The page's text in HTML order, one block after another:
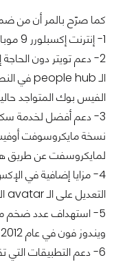
كما صرّح بالمر أن من
1- إنترنت إكسبلورر 9 موبايل في النصف الثاني من عام 2011
2- دعم تويتر دون
الفيس بوك المتواجد
3- دعم أفضل لخدمة
نسخة مايكروسوفت
لمايكروسفت عن طريق
4- مزايا إضافية في
التعديل على الـ avatar الخاص به عن طريق هاتفه
5- استهداف عدد ضخم
ويندوز فون في عام 2012
6- دعم التطبيقات التي تقبل العمل ضمن تقنية تعدد المهام في 2011